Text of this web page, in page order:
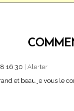
16:30
Alerter
et beau je vous le